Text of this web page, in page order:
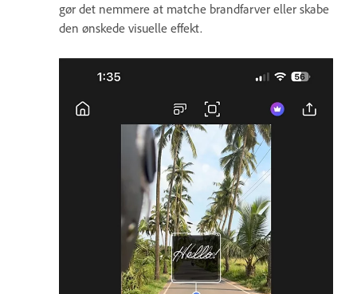
gør det nemmere at matche brandfarver eller skabe
den ønskede visuelle effekt.